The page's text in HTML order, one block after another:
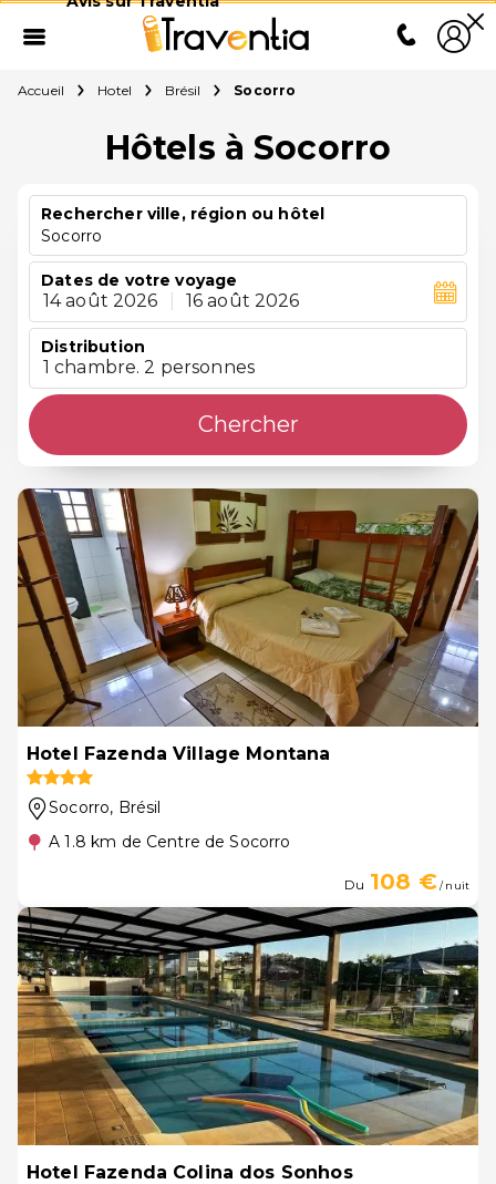
Accueil Hotel Brésil Socorro
Hôtels à Socorro
Rechercher ville, région ou hôtel
Socorro
Dates de votre voyage
14 août 2026 16 août 2026
Distribution
1 chambre. 2 personnes
Chercher
Hotel Fazenda Village Montana
Socorro, Brésil
A 1.8 km de Centre de Socorro
Du 108 €/ nuit
Hotel Fazenda Colina dos Sonhos